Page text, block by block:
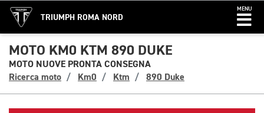
TRIUMPH ROMA NORD
MENU
MOTO KM0 KTM 890 DUKE
MOTO NUOVE PRONTA CONSEGNA
Ricerca moto
Km0 Ktm 890 Duke